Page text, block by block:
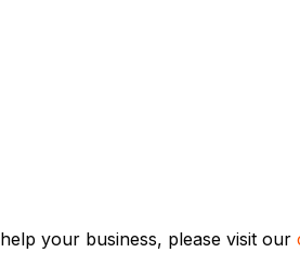
your business, please visit our